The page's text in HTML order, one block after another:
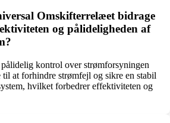
Omskifterrelæet bidrage
og pålideligheden af
kontrol over strømforsyningen
at forhindre strømfejl og sikre en stabil
hvilket forbedrer effektiviteten og